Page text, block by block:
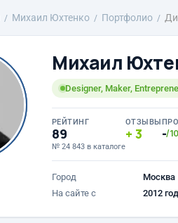
Михаил Юхтенко Портфолио
Михаил
Designer, Maker,
РЕЙТИНГ
89
№ 24 843 в каталоге
ОТЗЫВЫ
3 -/10
Город
Москва
На сайте с
2012